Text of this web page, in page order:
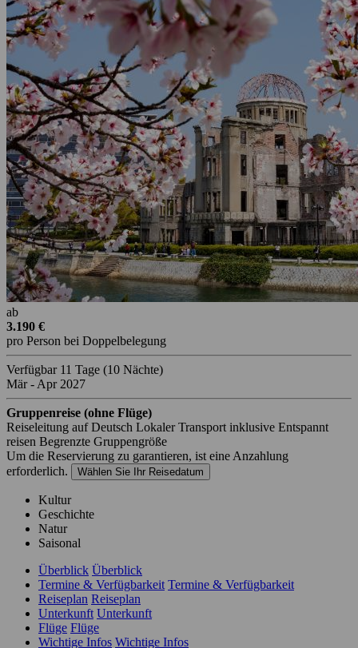
ab
3.190 €
pro Person bei Doppelbelegung
Verfügbar 11 Tage (10 Nächte)
Mär - Apr 2027
Gruppenreise (ohne Flüge)
Reiseleitung auf Deutsch Lokaler Transport inklusive Entspannt
reisen Begrenzte Gruppengröße
Um die Reservierung zu garantieren, ist eine Anzahlung
erforderlich.
Wählen Sie Ihr Reisedatum
Kultur
Geschichte
Natur
Saisonal
Überblick Überblick
Termine & Verfügbarkeit Termine & Verfügbarkeit
Reiseplan Reiseplan
Unterkunft Unterkunft
Flüge Flüge
Wichtige Infos Wichtige Infos